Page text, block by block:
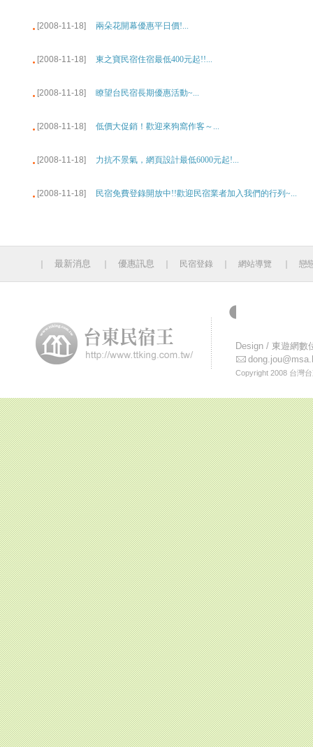
[2008-11-18] 兩朵花開幕優惠平日價!...
[2008-11-18] 東之寶民宿住宿最低400元起!!...
[2008-11-18] 瞭望台民宿長期優惠活動~...
[2008-11-18] 低價大促銷！歡迎來狗窩作客～...
[2008-11-18] 力抗不景氣，網頁設計最低6000元起!...
[2008-11-18] 民宿免費登錄開放中!!歡迎民宿業者加入我們的行列~...
｜最新消息 ｜優惠訊息 民宿登錄 ｜網站導覽 ｜戀
Design /東遊網數
Copyright 2008 台灣